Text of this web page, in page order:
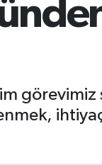
görevimiz